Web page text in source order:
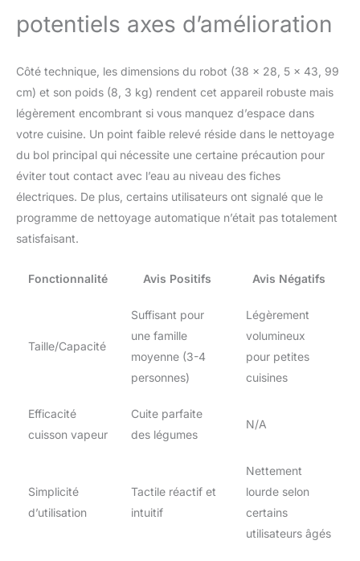
potentiels axes d’amélioration
Côté technique, les dimensions du robot (38 x 28, 5 x 43, 99
cm) et son poids (8, 3 kg) rendent cet appareil robuste mais
légèrement encombrant si vous manquez d’espace dans
votre cuisine. Un point faible relevé réside dans le nettoyage
du bol principal qui nécessite une certaine précaution pour
éviter tout contact avec l’eau au niveau des fiches
électriques. De plus, certains utilisateurs ont signalé que le
programme de nettoyage automatique n’était pas totalement
satisfaisant.
Fonctionnalité Avis Positifs Avis Négatifs
Taille/Capacité
Suffisant pour
une famille
moyenne (3-4
personnes)
Légèrement
volumineux
pour petites
cuisines
Efficacité
cuisson vapeur
Cuite parfaite
des légumes
N/A
Simplicité
d’utilisation
Tactile réactif et
intuitif
Nettement
lourde selon
certains
utilisateurs âgés